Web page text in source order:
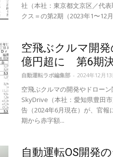
社（本社：東京都文京区／代
クス＝の第2期（2023年1〜12
空飛ぶクルマ開
億円超に 第6期
自動運転ラボ編集部 - 2024年12月
空飛ぶクルマの開発やドロー
SkyDrive（本社：愛知県豊田
告（2024年6月現在）が、官
期から赤字額...
自動運転OS開発